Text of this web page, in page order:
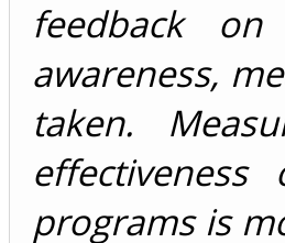
feedback
awareness,
taken.
programs is